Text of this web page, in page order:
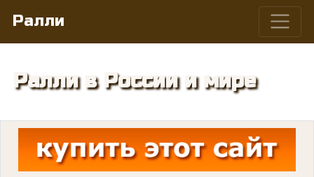
Ралли
Ралли в России и мире